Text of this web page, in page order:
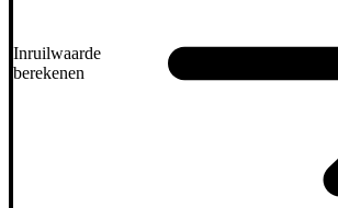
Inruilwaarde
berekenen